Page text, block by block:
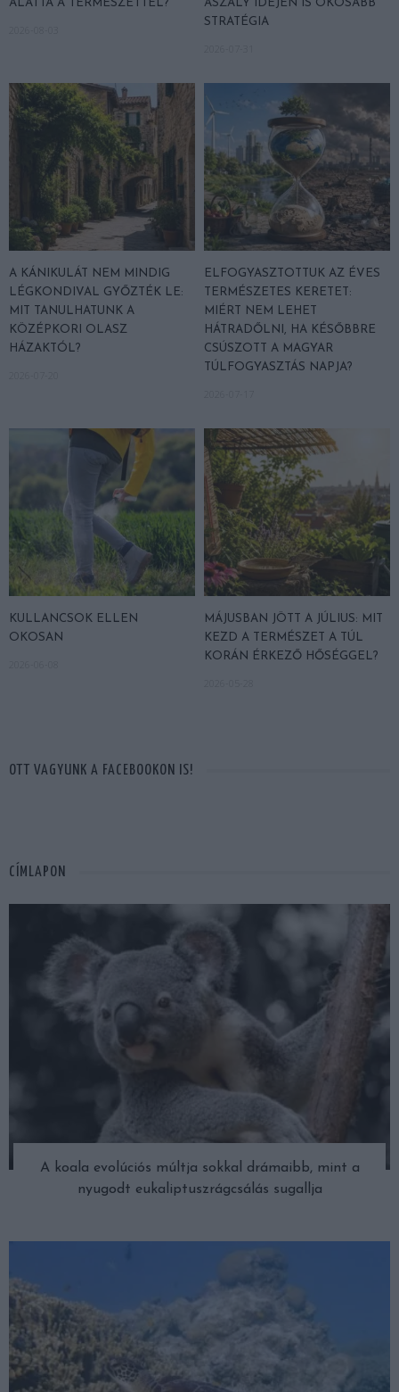
ALATTA A TERMÉSZETTEL?
ASZÁLY IDEJÉN IS OKOSABB
STRATÉGIA
A KÁNIKULÁT NEM MINDIG
LÉGKONDIVAL GYŐZTÉK LE:
MIT TANULHATUNK A
KÖZÉPKORI OLASZ
HÁZAKTÓL?
ELFOGYASZTOTTUK AZ ÉVES
TERMÉSZETES KERETET:
MIÉRT NEM LEHET
HÁTRADŐLNI, HA KÉSŐBBRE
CSÚSZOTT A MAGYAR
TÚLFOGYASZTÁS NAPJA?
KULLANCSOK ELLEN
OKOSAN
MÁJUSBAN JÖTT A JÚLIUS: MIT
KEZD A TERMÉSZET A TÚL
KORÁN ÉRKEZŐ HŐSÉGGEL?
OTT VAGYUNK A FACEBOOKON IS!
CÍMLAPON
A koala evolúciós múltja sokkal drámaibb, mint a
nyugodt eukaliptuszrágcsálás sugallja